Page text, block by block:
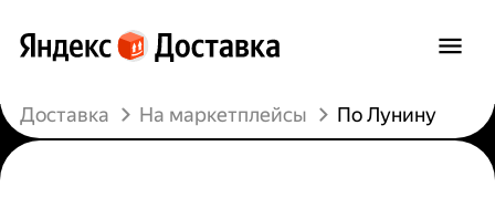
Доставка На маркетплейсы По Лунину